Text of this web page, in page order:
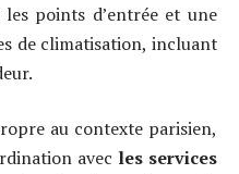
points d’entrée et une
de climatisation, incluant
au contexte parisien,
avec les services